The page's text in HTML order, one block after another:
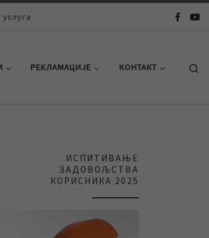
РЕКЛАМАЦИЈЕ КОНТАКТ
ИСПИТИВАЊЕ
ЗАДОВОЉСТВА
КОРИСНИКА 2025